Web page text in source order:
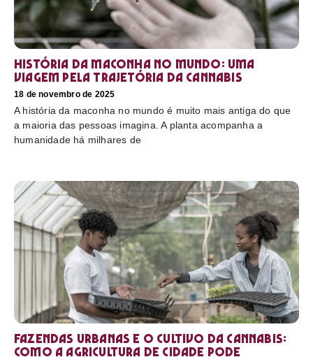
História da maconha no mundo: uma
viagem pela trajetória da cannabis
18 de novembro de 2025
A história da maconha no mundo é muito mais antiga do que
a maioria das pessoas imagina. A planta acompanha a
humanidade há milhares de
Fazendas urbanas e o cultivo da cannabis:
como a agricultura de cidade pode